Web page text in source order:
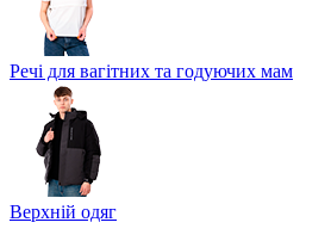
Речі для вагітних та годуючих мам
Верхній одяг